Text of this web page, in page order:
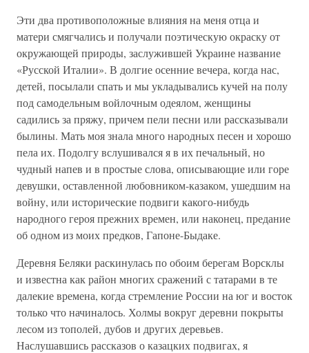
Эти два противоположные влияния на меня отца и
матери смягчались и получали поэтическую окраску от
окружающей природы, заслужившей Украине название
«Русской Италии». В долгие осенние вечера, когда нас,
детей, посылали спать и мы укладывались кучей на полу
под самодельным войлочным одеялом, женщины
садились за пряжу, причем пели песни или рассказывали
былины. Мать моя знала много народных песен и хорошо
пела их. Подолгу вслушивался я в их печальный, но
чудный напев и в простые слова, описывающие или горе
девушки, оставленной любовником-казаком, ушедшим на
войну, или исторические подвиги какого-нибудь
народного героя прежних времен, или наконец, предание
об одном из моих предков, Гапоне-Быдаке.
Деревня Беляки раскинулась по обоим берегам Ворсклы
и известна как район многих сражений с татарами в те
далекие времена, когда стремление России на юг и восток
только что начиналось. Холмы вокруг деревни покрыты
лесом из тополей, дубов и других деревьев.
Наслушавшись рассказов о казацких подвигах, я